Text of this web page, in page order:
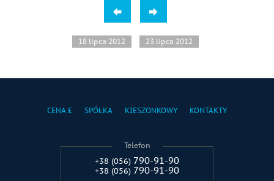
18 lipca 2012 23 lipca 2012
CENA £ SPÓŁKA KIESZONKOWY KONTAKTY
Telefon
+38 (056) 790-91-90
+38 (056) 790-91-90